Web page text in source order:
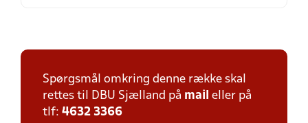
Spørgsmål omkring denne række skal
rettes til DBU Sjælland på mail eller på
tlf: 4632 3366